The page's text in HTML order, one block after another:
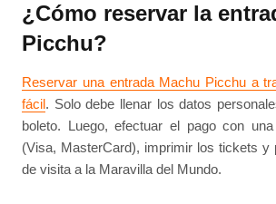
¿Cómo reservar la
Picchu?
Reservar una entrada Machu Picchu a
fácil. Solo debe llenar los datos
boleto. Luego, efectuar el pago con
(Visa, MasterCard), imprimir los tickets y
de visita a la Maravilla del Mundo.